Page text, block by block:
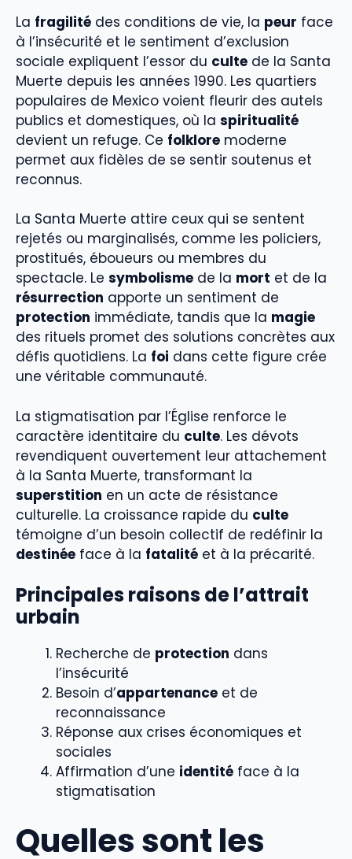
La fragilité des conditions de vie, la peur face
à l’insécurité et le sentiment d’exclusion
sociale expliquent l’essor du culte de la Santa
Muerte depuis les années 1990. Les quartiers
populaires de Mexico voient fleurir des autels
publics et domestiques, où la spiritualité
devient un refuge. Ce folklore moderne
permet aux fidèles de se sentir soutenus et
reconnus.
La Santa Muerte attire ceux qui se sentent
rejetés ou marginalisés, comme les policiers,
prostitués, éboueurs ou membres du
spectacle. Le symbolisme de la mort et de la
résurrection apporte un sentiment de
protection immédiate, tandis que la magie
des rituels promet des solutions concrètes aux
défis quotidiens. La foi dans cette figure crée
une véritable communauté.
La stigmatisation par l’Église renforce le
caractère identitaire du culte. Les dévots
revendiquent ouvertement leur attachement
à la Santa Muerte, transformant la
superstition en un acte de résistance
culturelle. La croissance rapide du culte
témoigne d’un besoin collectif de redéfinir la
destinée face à la fatalité et à la précarité.
Principales raisons de l’attrait
urbain
Recherche de protection dans
l’insécurité
Besoin d’appartenance et de
reconnaissance
Réponse aux crises économiques et
sociales
Affirmation d’une identité face à la
stigmatisation
Quelles sont les